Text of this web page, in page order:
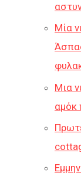
Μία
Μια
αμόκ